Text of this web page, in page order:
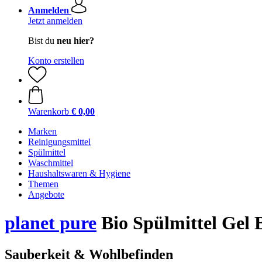
Anmelden
Jetzt anmelden
Bist du neu hier?
Konto erstellen
Warenkorb € 0,00
Marken
Reinigungsmittel
Spülmittel
Waschmittel
Haushaltswaren & Hygiene
Themen
Angebote
planet pure Bio Spülmittel Gel
Sauberkeit & Wohlbefinden